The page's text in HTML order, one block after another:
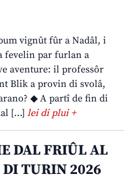
vignût fûr a Nadâl, i
fevelin par furlan a
aventure: il professôr
Blik a provin di svolâ,
◆ A partî de fin di
[…] lei di plui +
DAL FRIÛL AL
TURIN 2026